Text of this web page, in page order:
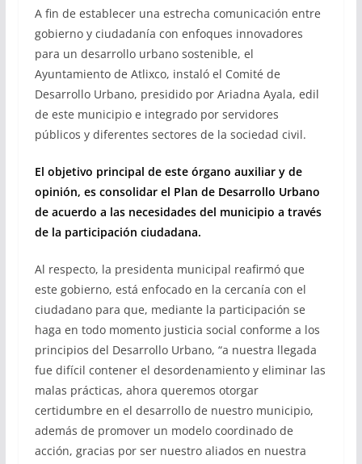
A fin de establecer una estrecha comunicación entre
gobierno y ciudadanía con enfoques innovadores
para un desarrollo urbano sostenible, el
Ayuntamiento de Atlixco, instaló el Comité de
Desarrollo Urbano, presidido por Ariadna Ayala, edil
de este municipio e integrado por servidores
públicos y diferentes sectores de la sociedad civil.
El objetivo principal de este órgano auxiliar y de
opinión, es consolidar el Plan de Desarrollo Urbano
de acuerdo a las necesidades del municipio a través
de la participación ciudadana.
Al respecto, la presidenta municipal reafirmó que
este gobierno, está enfocado en la cercanía con el
ciudadano para que, mediante la participación se
haga en todo momento justicia social conforme a los
principios del Desarrollo Urbano, “a nuestra llegada
fue difícil contener el desordenamiento y eliminar las
malas prácticas, ahora queremos otorgar
certidumbre en el desarrollo de nuestro municipio,
además de promover un modelo coordinado de
acción, gracias por ser nuestro aliados en nuestra